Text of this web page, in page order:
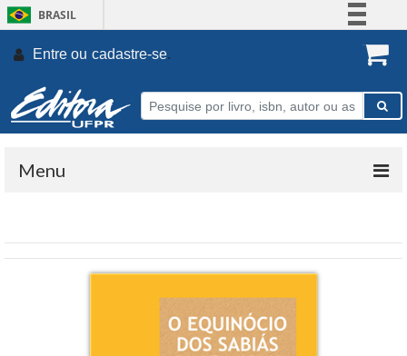
BRASIL
Participe
Entre ou cadastre-se.
Menu